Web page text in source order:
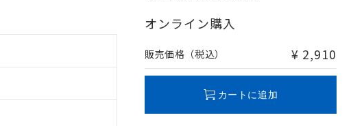
オンライン購入
販売価格（税込） ¥ 2,910
カートに追加